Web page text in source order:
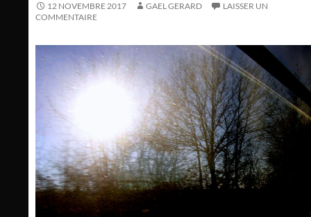
12 NOVEMBRE 2017 GAEL GERARD
LAISSER UN
COMMENTAIRE